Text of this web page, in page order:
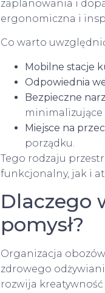
zaplanowania i
ergonomiczna i
Co warto
Mobilne stacje
Odpowiednia
Bezpieczne
minimalizujące
Miejsce na
porządku.
Tego rodzaju
funkcjonalny, jak i
Dlaczego
pomysł?
Organizacja
zdrowego
rozwija